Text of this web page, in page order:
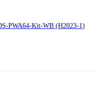
PWA64-Kit-WB (H2023-1)